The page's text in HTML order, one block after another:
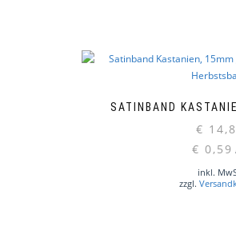
SATINBAND
€
€ 0,59
inkl.
zzgl.